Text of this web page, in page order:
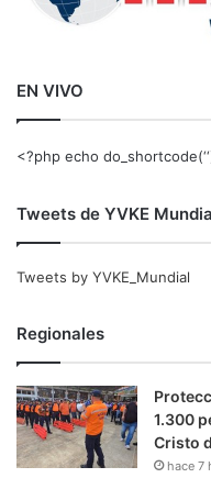
EN VIVO
<?php echo
Tweets de YVKE
Tweets by YVKE_Mundial
Regionales
1.300
Cristo
hace 7